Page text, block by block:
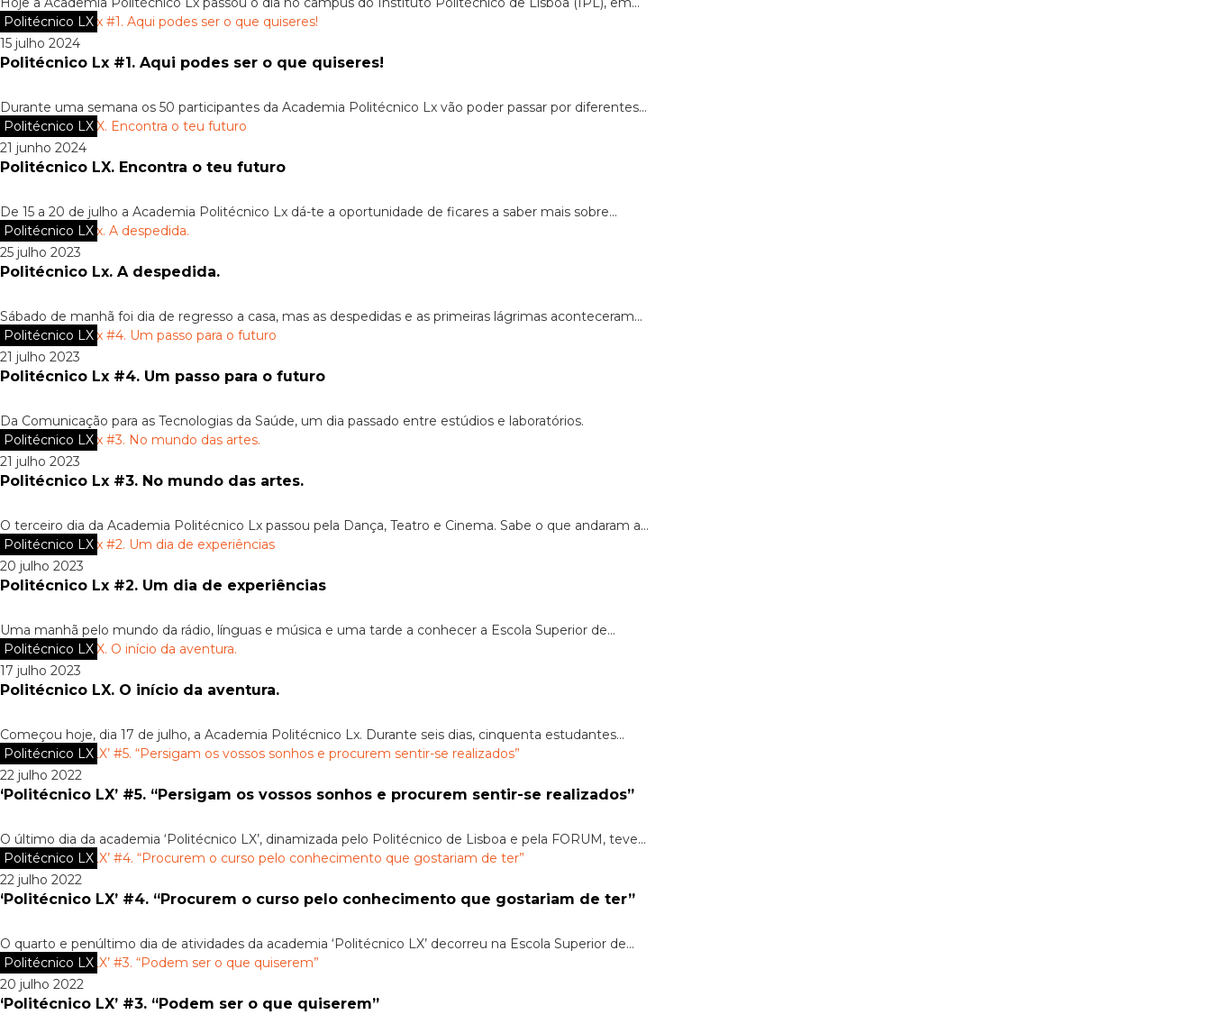
Politécnico LX
15 julho 2024
Politécnico Lx #1. Aqui podes ser o que quiseres!
Durante uma semana os 50 participantes da Academia Politécnico Lx vão poder passar por diferentes...
Politécnico LX
21 junho 2024
Politécnico LX. Encontra o teu futuro
De 15 a 20 de julho a Academia Politécnico Lx dá-te a oportunidade de ficares a saber mais sobre...
Politécnico LX
25 julho 2023
Politécnico Lx. A despedida.
Sábado de manhã foi dia de regresso a casa, mas as despedidas e as primeiras lágrimas aconteceram...
Politécnico LX
21 julho 2023
Politécnico Lx #4. Um passo para o futuro
Da Comunicação para as Tecnologias da Saúde, um dia passado entre estúdios e laboratórios.
Politécnico LX
21 julho 2023
Politécnico Lx #3. No mundo das artes.
O terceiro dia da Academia Politécnico Lx passou pela Dança, Teatro e Cinema. Sabe o que andaram a...
Politécnico LX
20 julho 2023
Politécnico Lx #2. Um dia de experiências
Uma manhã pelo mundo da rádio, línguas e música e uma tarde a conhecer a Escola Superior de...
Politécnico LX
17 julho 2023
Politécnico LX. O início da aventura.
Começou hoje, dia 17 de julho, a Academia Politécnico Lx. Durante seis dias, cinquenta estudantes...
Politécnico LX
22 julho 2022
‘Politécnico LX’ #5. “Persigam os vossos sonhos e procurem sentir-se realizados”
O último dia da academia ‘Politécnico LX’, dinamizada pelo Politécnico de Lisboa e pela FORUM, teve...
Politécnico LX
22 julho 2022
‘Politécnico LX’ #4. “Procurem o curso pelo conhecimento que gostariam de ter”
O quarto e penúltimo dia de atividades da academia ‘Politécnico LX’ decorreu na Escola Superior de...
Politécnico LX
20 julho 2022
‘Politécnico LX’ #3. “Podem ser o que quiserem”